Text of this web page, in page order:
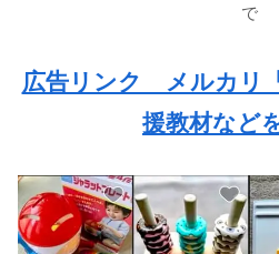
で
広告リンク メルカリ
援教材など